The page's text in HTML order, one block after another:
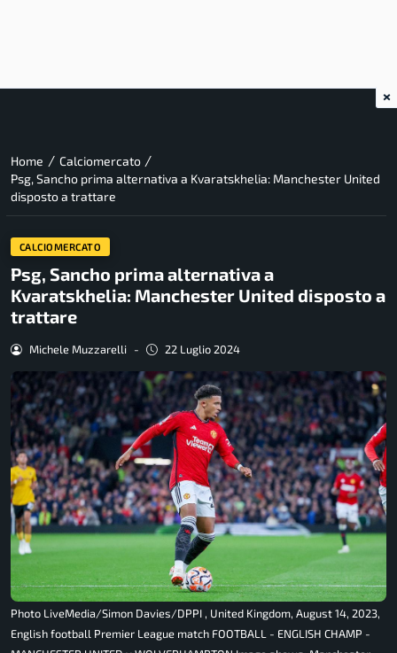
Home / Calciomercato /
Psg, Sancho prima alternativa a Kvaratskhelia: Manchester United
disposto a trattare
CALCIOMERCATO
Psg, Sancho prima alternativa a
Kvaratskhelia: Manchester United disposto a
trattare
Michele Muzzarelli - 22 Luglio 2024
Photo LiveMedia/Simon Davies/DPPI , United Kingdom, August 14, 2023,
English football Premier League match FOOTBALL - ENGLISH CHAMP -
×